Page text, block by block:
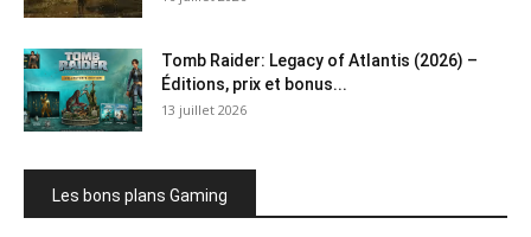
Tomb Raider: Legacy of Atlantis (2026) –
Éditions, prix et bonus...
13 juillet 2026
Les bons plans Gaming